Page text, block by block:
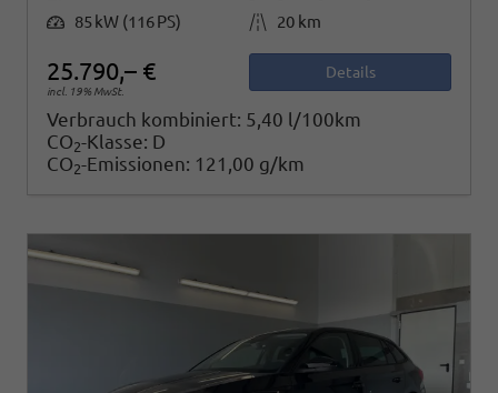
Leistung 85 kW (116 PS) Kilometerstand 20 km
25.790,– €
incl. 19% MwSt.
Details
Verbrauch kombiniert: 5,40 l/100km
CO2-Klasse: D
CO2-Emissionen: 121,00 g/km